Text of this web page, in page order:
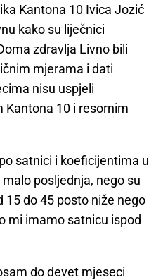
Kantona 10 Ivica Jozić
kako su liječnici
zdravlja Livno bili
mjerama i dati
nisu uspjeli
Kantona 10 i resornim
satnici i koeficijentima u
posljednja, nego su
15 do 45 posto niže nego
mi imamo satnicu ispod
do devet mjeseci